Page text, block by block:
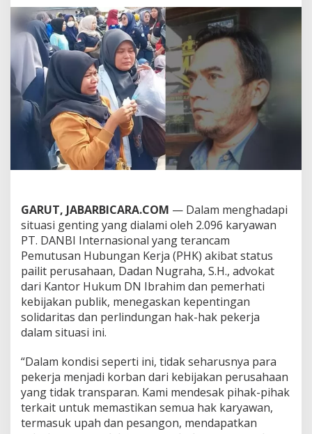
a
w
a
n
P
T
.
D
A
N
B
I
I
n
r
n
a
s
i
o
n
l
T
a
n
c
a
m
P
GARUT, JABARBICARA.COM — Dalam menghadapi
situasi genting yang dialami oleh 2.096 karyawan
PT. DANBI Internasional yang terancam
Pemutusan Hubungan Kerja (PHK) akibat status
pailit perusahaan, Dadan Nugraha, S.H., advokat
dari Kantor Hukum DN Ibrahim dan pemerhati
kebijakan publik, menegaskan kepentingan
solidaritas dan perlindungan hak-hak pekerja
dalam situasi ini.
“Dalam kondisi seperti ini, tidak seharusnya para
pekerja menjadi korban dari kebijakan perusahaan
yang tidak transparan. Kami mendesak pihak-pihak
terkait untuk memastikan semua hak karyawan,
termasuk upah dan pesangon, mendapatkan